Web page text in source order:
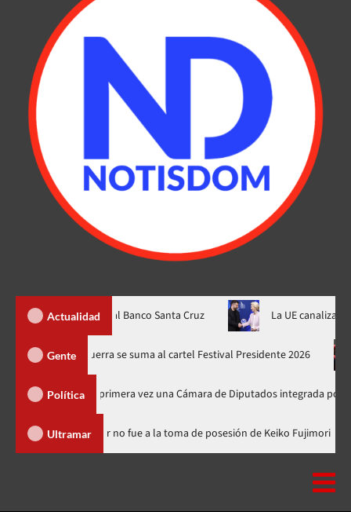
Actualidad
“AA-” al Banco Santa Cruz La UE canaliza otros
Gente Juan Luis Guerra se suma al cartel Festival Presidente
Política
por primera vez una Cámara de Diputados integrada por 170
Ultramar Luis Abinader no fue a la toma de posesión de Keiko